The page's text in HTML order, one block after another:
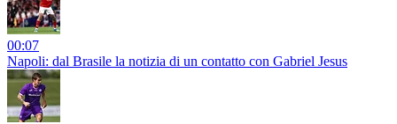
00:07
Napoli: dal Brasile la notizia di un contatto con Gabriel Jesus